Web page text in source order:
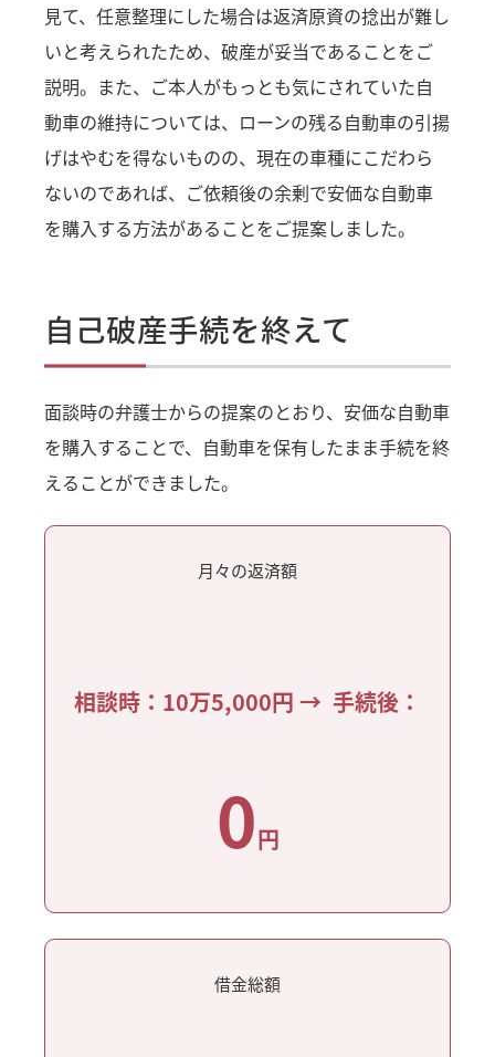
見て、任意整理にした場合は返済原資の捻出が難し
いと考えられたため、破産が妥当であることをご
説明。また、ご本人がもっとも気にされていた自
動車の維持については、ローンの残る自動車の引揚
げはやむを得ないものの、現在の車種にこだわら
ないのであれば、ご依頼後の余剰で安価な自動車
を購入する方法があることをご提案しました。
自己破産手続を終えて
面談時の弁護士からの提案のとおり、安価な自動車
を購入することで、自動車を保有したまま手続を終
えることができました。
月々の返済額
相談時：10万5,000円 → 手続後：
0円
借金総額